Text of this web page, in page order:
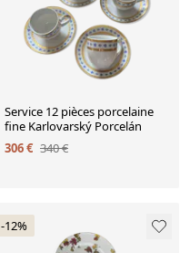
Service 12 pièces porcelaine
fine Karlovarský Porcelán
306 € 340 €
-12%